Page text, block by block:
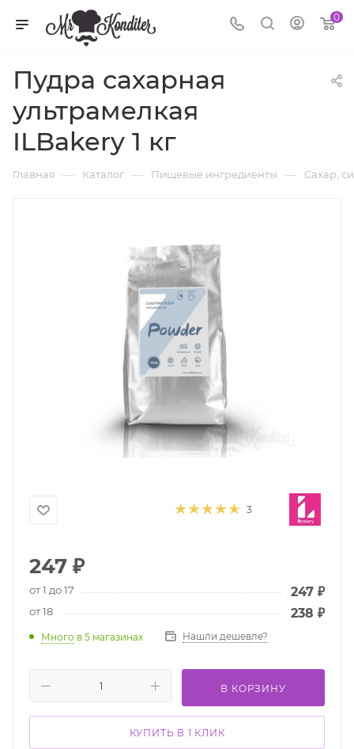
0
Пудра сахарная
ультрамелкая
ILBakery 1 кг
Главная — Каталог — Пищевые ингредиенты — Сахар,
3
247 ₽
от 1 до 17 247 ₽
от 18 238 ₽
Много в 5 магазинах Нашли дешевле?
В КОРЗИНУ
КУПИТЬ В 1 КЛИК